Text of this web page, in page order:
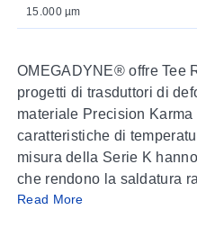
15.000 µm
OMEGADYNE® offre Tee
progetti di trasduttori di
materiale Precision
caratteristiche di
misura della Serie K
che rendono la saldatura
richiesti saldatori o
Read More